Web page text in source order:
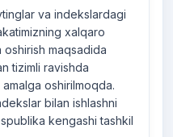
va indekslardagi
xalqaro
maqsadida
tizimli ravishda
oshirilmoqda.
bilan ishlashni
kengashi tashkil